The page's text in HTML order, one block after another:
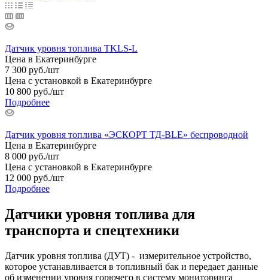
Датчик уровня топлива TKLS-L
Цена в Екатеринбурге
7 300 руб./шт
Цена с установкой в Екатеринбурге
10 800 руб./шт
Подробнее
Датчик уровня топлива «ЭСКОРТ ТД-BLE» беспроводной
Цена в Екатеринбурге
8 000 руб./шт
Цена с установкой в Екатеринбурге
12 000 руб./шт
Подробнее
Датчики уровня топлива для
транспорта и спецтехники
Датчик уровня топлива (ДУТ) - измерительное устройство,
которое устанавливается в топливный бак и передает данные
об изменении уровня горючего в систему мониторинга